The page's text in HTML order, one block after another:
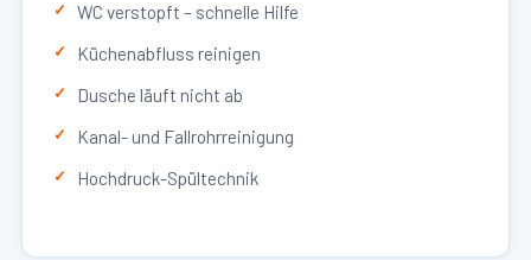
WC verstopft – schnelle Hilfe
Küchenabfluss reinigen
Dusche läuft nicht ab
Kanal- und Fallrohrreinigung
Hochdruck-Spültechnik